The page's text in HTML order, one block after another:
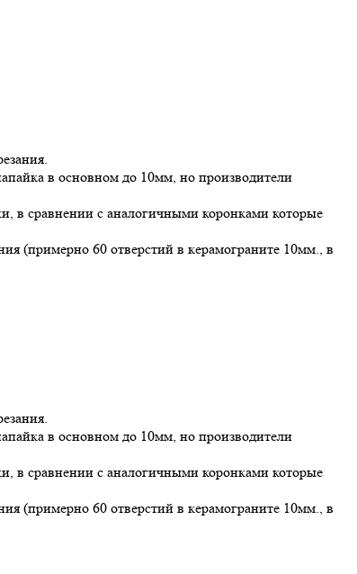
в основном до 10мм, но производители
в сравнении с аналогичными коронками которые
(примерно 60 отверстий в керамограните 10мм., в
в основном до 10мм, но производители
в сравнении с аналогичными коронками которые
(примерно 60 отверстий в керамограните 10мм., в